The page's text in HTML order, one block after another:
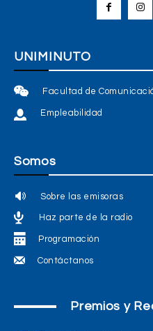
UNIMINUTO
Facultad de
Empleabilidad
Somos
Sobre las emisoras
Haz parte de la radio
Programación
Contáctanos
Premios y